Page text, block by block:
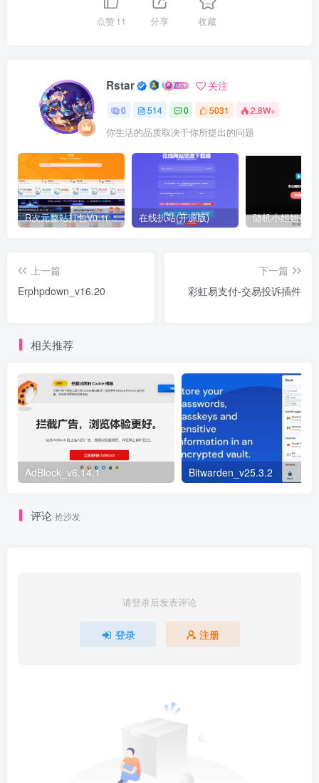
点赞11 分享 收藏
Rstar 关注
0 514 0 5031 2.8W+
你生活的品质取决于你所提出的问题
R次元整站打包V0.1(原创) 在线扒站(开源版)
上一篇
Erphpdown_v16.20
下一篇
彩虹易支付-交易投诉插件
相关推荐
AdBlock_v6.14.1 Bitwarden_v25.3.2
评论 抢沙发
请登录后发表评论
登录 注册